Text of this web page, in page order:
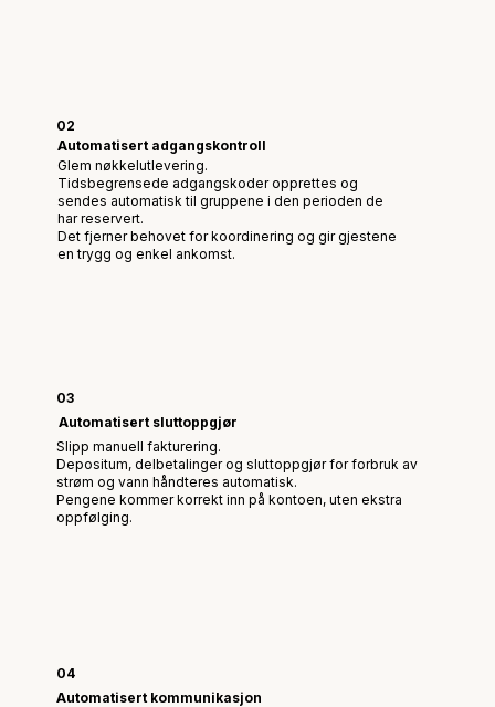
02
Automatisert adgangskontroll
Glem nøkkelutlevering.
Tidsbegrensede adgangskoder opprettes og
sendes automatisk til gruppene i den perioden de
har reservert.
Det fjerner behovet for koordinering og gir gjestene
en trygg og enkel ankomst.
03
Automatisert sluttoppgjør
Slipp manuell fakturering.
Depositum, delbetalinger og sluttoppgjør for forbruk av
strøm og vann håndteres automatisk.
Pengene kommer korrekt inn på kontoen, uten ekstra
oppfølging.
04
Automatisert kommunikasjon